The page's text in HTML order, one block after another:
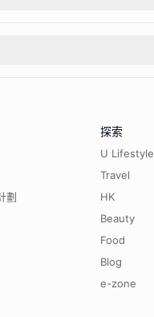
劃
探索
U Lifestyle
Travel
HK
Beauty
Food
Blog
e-zone